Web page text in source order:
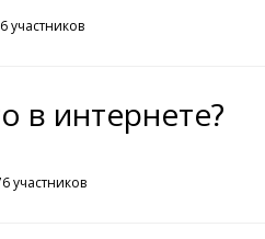
участников
в интернете?
участников